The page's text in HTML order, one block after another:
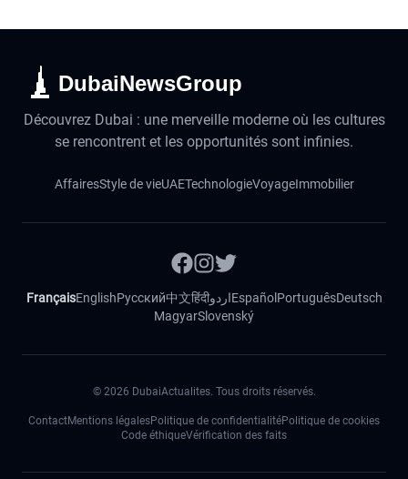
DubaiNewsGroup
Découvrez Dubai : une merveille moderne où les cultures
se rencontrent et les opportunités sont infinies.
AffairesStyle de vieUAETechnologieVoyageImmobilier
FrançaisEnglishРусский中文हिंदीاردوEspañol PortuguêsDeutsch
MagyarSlovenský
© 2026 DubaiActualites. Tous droits réservés.
ContactMentions légalesPolitique de confidentialitéPolitique de cookies
Code éthiqueVérification des faits